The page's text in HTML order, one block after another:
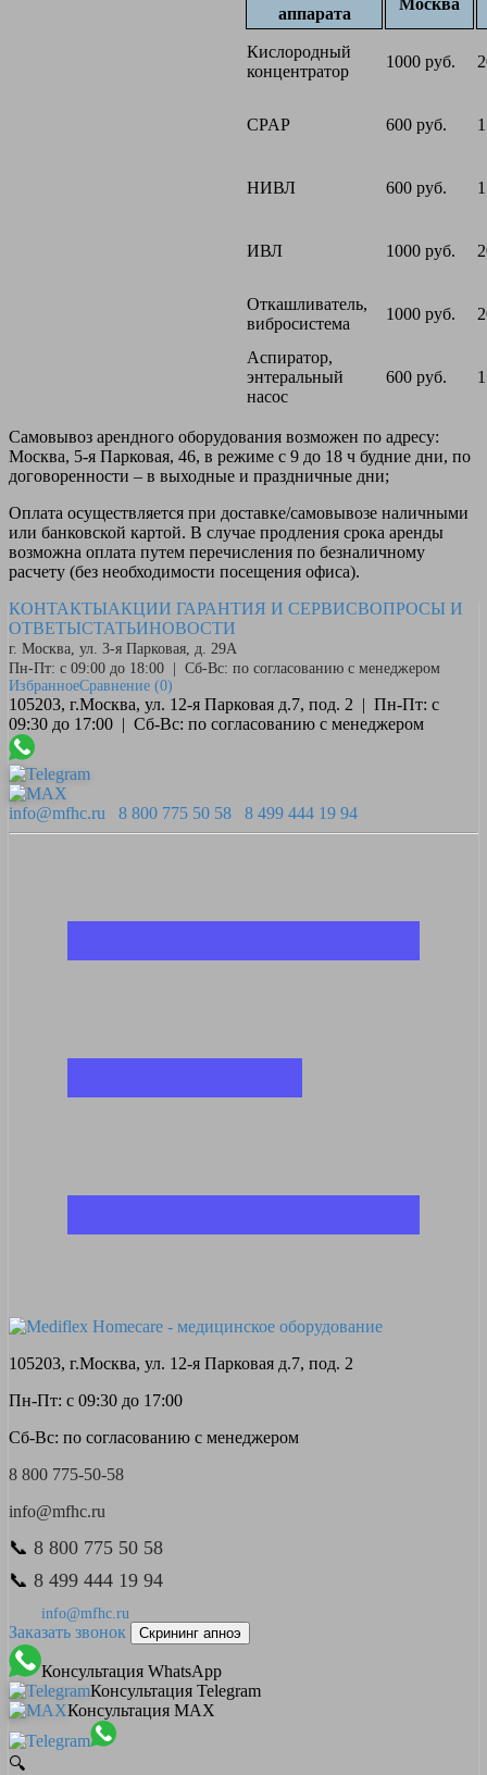
аппарата
Москва
Кислородный
концентратор
1000 руб.
CPAP 600 руб.
НИВЛ 600 руб.
ИВЛ 1000 руб.
Откашливатель,
вибросистема
1000 руб.
Аспиратор,
энтеральный
насос
600 руб.
Самовывоз арендного оборудования возможен по адресу:
Москва, 5-я Парковая, 46, в режиме с 9 до 18 ч будние дни, по
договоренности – в выходные и праздничные дни;
Оплата осуществляется при доставке/самовывозе наличными
или банковской картой. В случае продления срока аренды
возможна оплата путем перечисления по безналичному
расчету (без необходимости посещения офиса).
КОНТАКТЫАКЦИИ ГАРАНТИЯ И СЕРВИСВОПРОСЫ И
ОТВЕТЫСТАТЬИНОВОСТИ
г. Москва, ул. 3-я Парковая, д. 29А
Пн-Пт: с 09:00 до 18:00 | Сб-Вс: по согласованию с менеджером
ИзбранноеСравнение (0)
105203, г.Москва, ул. 12-я Парковая д.7, под. 2 | Пн-Пт: с
09:30 до 17:00 | Сб-Вс: по согласованию с менеджером
info@mfhc.ru 8 800 775 50 58 8 499 444 19 94
105203, г.Москва, ул. 12-я Парковая д.7, под. 2
Пн-Пт: с 09:30 до 17:00
Сб-Вс: по согласованию с менеджером
8 800 775-50-58
info@mfhc.ru
📞 8 800 775 50 58
📞 8 499 444 19 94
info@mfhc.ru
Заказать звонок Скрининг апноэ
Консультация WhatsApp
Консультация Telegram
Консультация MAX
🔍